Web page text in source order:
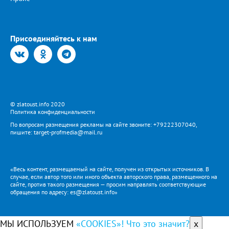
Присоединяйтесь к нам
© zlatoust.info 2020
Политика конфиденциальности
По вопросам размещения рекламы на сайте звоните: +79222307040,
пишите: target-profmedia@mail.ru
«Весь контент, размещаемый на сайте, получен из открытых источников. В
случае, если автор того или иного объекта авторского права, размещенного на
сайте, против такого размещения — просим направлять соответствующие
обращения по адресу: es@zlatoust.info»
МЫ ИСПОЛЬЗУЕМ «COOKIES»! Что это значит? x